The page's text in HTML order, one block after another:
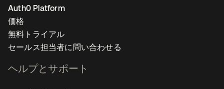
Auth0 Platform
価格
無料トライアル
セールス担当者に問い合わせる
ヘルプとサポート